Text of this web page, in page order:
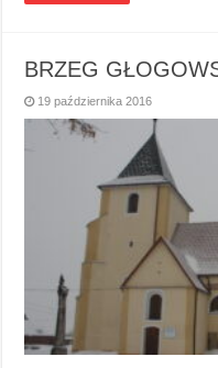
BRZEG
19 października 2016